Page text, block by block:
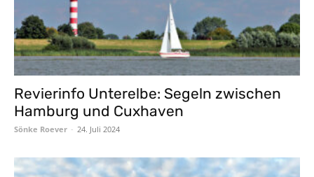
Revierinfo Unterelbe: Segeln zwischen
Hamburg und Cuxhaven
Sönke Roever - 24. Juli 2024